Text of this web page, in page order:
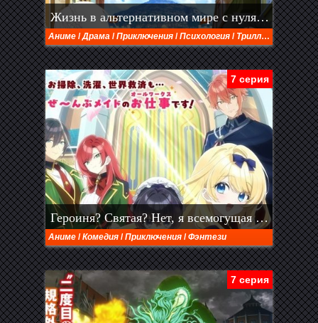
Жизнь в альтернативном мире с нуля [ТВ-4] (2026)
Аниме /Драма /Приключения /Психология / Триллер /Фэнтези
7 серия
Героиня? Святая? Нет, я всемогущая горничная! (2026)
Аниме /Комедия /Приключения /Фэнтези
7 серия